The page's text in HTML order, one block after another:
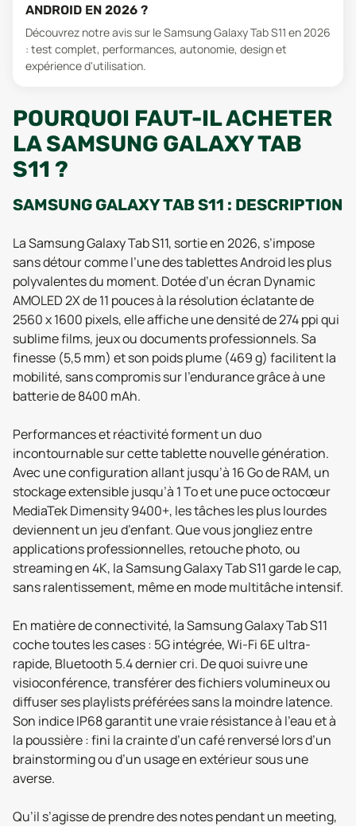
ANDROID EN 2026 ?
Découvrez notre avis sur le Samsung Galaxy Tab S11 en 2026
: test complet, performances, autonomie, design et
expérience d'utilisation.
POURQUOI FAUT-IL ACHETER
LA SAMSUNG GALAXY TAB
S11 ?
SAMSUNG GALAXY TAB S11 : DESCRIPTION
La Samsung Galaxy Tab S11, sortie en 2026, s’impose
sans détour comme l’une des tablettes Android les plus
polyvalentes du moment. Dotée d’un écran Dynamic
AMOLED 2X de 11 pouces à la résolution éclatante de
2560 x 1600 pixels, elle affiche une densité de 274 ppi qui
sublime films, jeux ou documents professionnels. Sa
finesse (5,5 mm) et son poids plume (469 g) facilitent la
mobilité, sans compromis sur l’endurance grâce à une
batterie de 8400 mAh.
Performances et réactivité forment un duo
incontournable sur cette tablette nouvelle génération.
Avec une configuration allant jusqu’à 16 Go de RAM, un
stockage extensible jusqu’à 1 To et une puce octocœur
MediaTek Dimensity 9400+, les tâches les plus lourdes
deviennent un jeu d’enfant. Que vous jongliez entre
applications professionnelles, retouche photo, ou
streaming en 4K, la Samsung Galaxy Tab S11 garde le cap,
sans ralentissement, même en mode multitâche intensif.
En matière de connectivité, la Samsung Galaxy Tab S11
coche toutes les cases : 5G intégrée, Wi-Fi 6E ultra-
rapide, Bluetooth 5.4 dernier cri. De quoi suivre une
visioconférence, transférer des fichiers volumineux ou
diffuser ses playlists préférées sans la moindre latence.
Son indice IP68 garantit une vraie résistance à l’eau et à
la poussière : fini la crainte d’un café renversé lors d’un
brainstorming ou d’un usage en extérieur sous une
averse.
Qu’il s’agisse de prendre des notes pendant un meeting,